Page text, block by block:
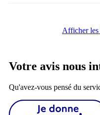
Afficher les
Votre avis nous
Qu'avez-vous pensé du